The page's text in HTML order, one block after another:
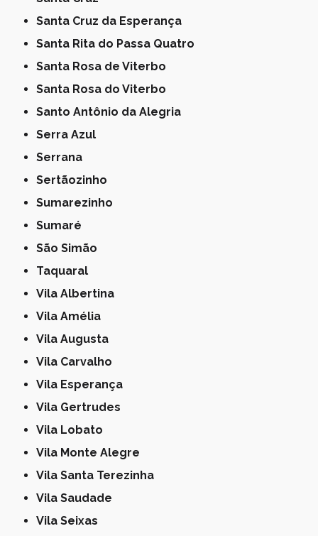
Santa Cruz da Esperança
Santa Rita do Passa Quatro
Santa Rosa de Viterbo
Santa Rosa do Viterbo
Santo Antônio da Alegria
Serra Azul
Serrana
Sertãozinho
Sumarezinho
Sumaré
São Simão
Taquaral
Vila Albertina
Vila Amélia
Vila Augusta
Vila Carvalho
Vila Esperança
Vila Gertrudes
Vila Lobato
Vila Monte Alegre
Vila Santa Terezinha
Vila Saudade
Vila Seixas